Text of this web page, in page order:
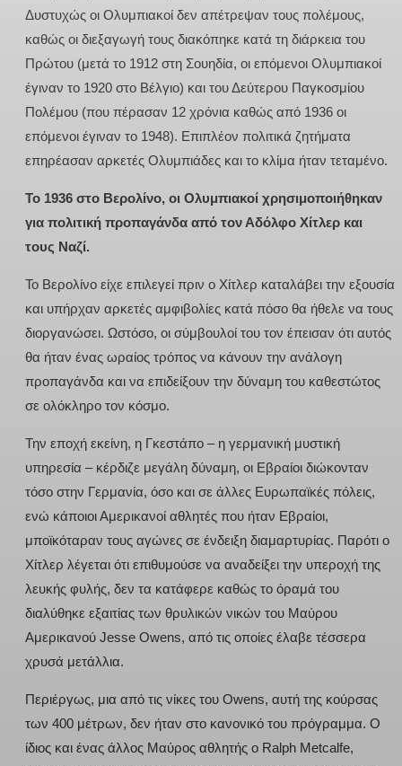
Δυστυχώς οι Ολυμπιακοί δεν απέτρεψαν τους πολέμους,
καθώς οι διεξαγωγή τους διακόπηκε κατά τη διάρκεια του
Πρώτου (μετά το 1912 στη Σουηδία, οι επόμενοι Ολυμπιακοί
έγιναν το 1920 στο Βέλγιο) και του Δεύτερου Παγκοσμίου
Πολέμου (που πέρασαν 12 χρόνια καθώς από 1936 οι
επόμενοι έγιναν το 1948). Επιπλέον πολιτικά ζητήματα
επηρέασαν αρκετές Ολυμπιάδες και το κλίμα ήταν τεταμένο.
Το 1936 στο Βερολίνο, οι Ολυμπιακοί χρησιμοποιήθηκαν
για πολιτική προπαγάνδα από τον Αδόλφο Χίτλερ και
τους Ναζί.
Το Βερολίνο είχε επιλεγεί πριν ο Χίτλερ καταλάβει την εξουσία
και υπήρχαν αρκετές αμφιβολίες κατά πόσο θα ήθελε να τους
διοργανώσει. Ωστόσο, οι σύμβουλοί του τον έπεισαν ότι αυτός
θα ήταν ένας ωραίος τρόπος να κάνουν την ανάλογη
προπαγάνδα και να επιδείξουν την δύναμη του καθεστώτος
σε ολόκληρο τον κόσμο.
Την εποχή εκείνη, η Γκεστάπο – η γερμανική μυστική
υπηρεσία – κέρδιζε μεγάλη δύναμη, οι Εβραίοι διώκονταν
τόσο στην Γερμανία, όσο και σε άλλες Ευρωπαϊκές πόλεις,
ενώ κάποιοι Αμερικανοί αθλητές που ήταν Εβραίοι,
μποϊκόταραν τους αγώνες σε ένδειξη διαμαρτυρίας. Παρότι ο
Χίτλερ λέγεται ότι επιθυμούσε να αναδείξει την υπεροχή της
λευκής φυλής, δεν τα κατάφερε καθώς το όραμά του
διαλύθηκε εξαιτίας των θρυλικών νικών του Μαύρου
Αμερικανού Jesse Owens, από τις οποίες έλαβε τέσσερα
χρυσά μετάλλια.
Περιέργως, μια από τις νίκες του Owens, αυτή της κούρσας
των 400 μέτρων, δεν ήταν στο κανονικό του πρόγραμμα. Ο
ίδιος και ένας άλλος Μαύρος αθλητής ο Ralph Metcalfe,